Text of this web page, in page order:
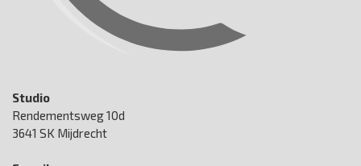
Studio
Rendementsweg 10d
3641 SK Mijdrecht